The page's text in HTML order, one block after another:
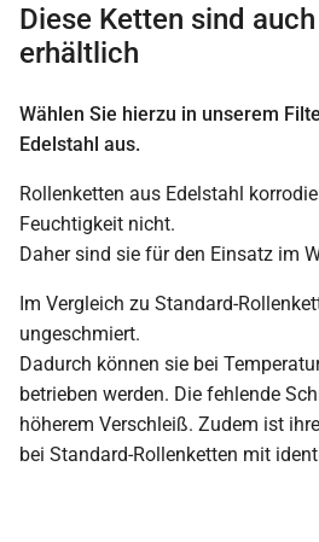
Diese Ketten sind
erhältlich
Wählen Sie hierzu in unserem
Edelstahl aus.
Rollenketten aus Edelstahl
Feuchtigkeit nicht.
Daher sind sie für den Einsatz im
Im Vergleich zu Standard-
ungeschmiert.
Dadurch können sie bei
betrieben werden. Die fehlende
höherem Verschleiß. Zudem ist
bei Standard-Rollenketten mit